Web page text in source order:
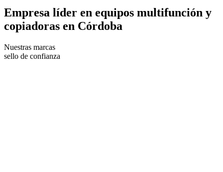
Empresa líder en equipos multifunción y
copiadoras en Córdoba
Nuestras marcas
sello de confianza